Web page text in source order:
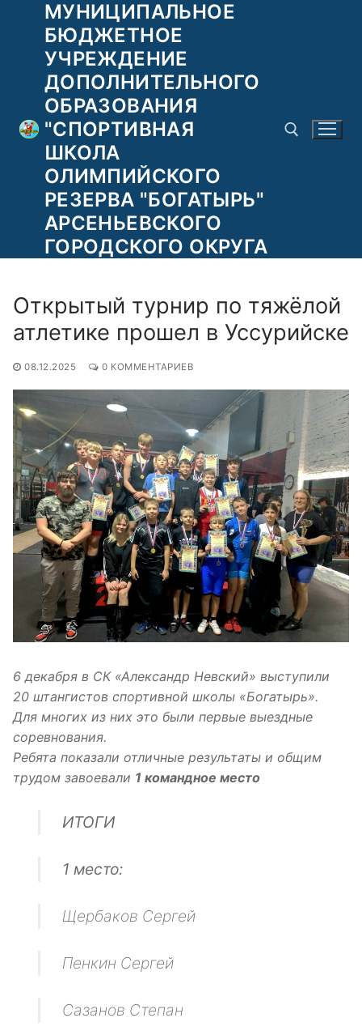
Перейти
содержимому
МУНИЦИПАЛЬНОЕ
БЮДЖЕТНОЕ
УЧРЕЖДЕНИЕ
ДОПОЛНИТЕЛЬНОГО
ОБРАЗОВАНИЯ
"СПОРТИВНАЯ
ШКОЛА
ОЛИМПИЙСКОГО
РЕЗЕРВА "БОГАТЫРЬ"
АРСЕНЬЕВСКОГО
ГОРОДСКОГО ОКРУГА
Найти:
Открытый турнир по тяжёлой
атлетике прошел в Уссурийске
08.12.2025 0 КОММЕНТАРИЕВ
6 декабря в СК «Александр Невский» выступили
20 штангистов спортивной школы «Богатырь».
Для многих из них это были первые выездные
соревнования.
Ребята показали отличные результаты и общим
трудом завоевали 1 командное место
ИТОГИ
1 место:
Щербаков Сергей
Пенкин Сергей
Сазанов Степан